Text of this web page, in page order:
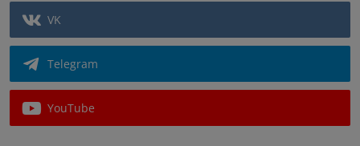
VK
Telegram
YouTube